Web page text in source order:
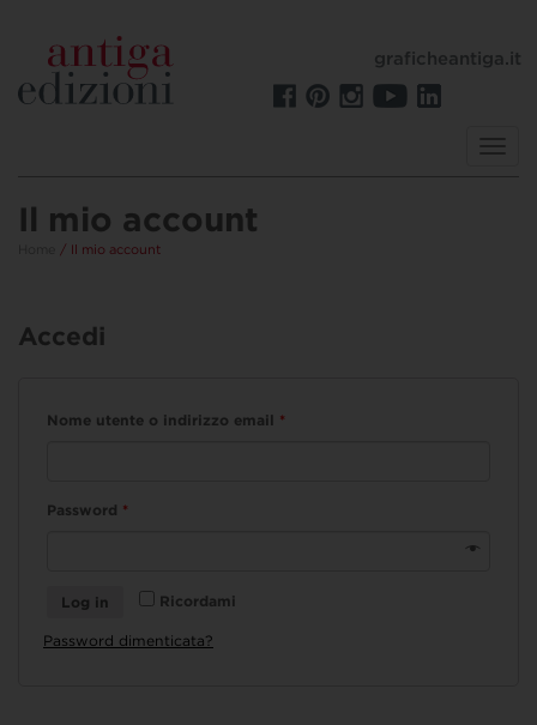
graficheantiga.it
Il mio account
/ Il mio account
Accedi
Nome utente o indirizzo email *
Password *
Ricordami
Log in
Password dimenticata?